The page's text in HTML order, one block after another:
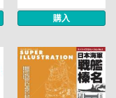
購入